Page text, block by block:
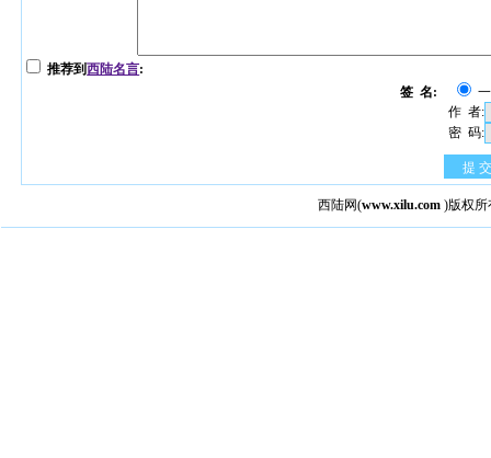
推荐到西陆名言:
签 名:
作 者:
密 码:
提 交
西陆网(www.xilu.com )版权